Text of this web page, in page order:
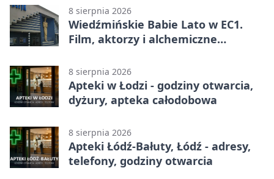
8 sierpnia 2026
Wiedźmińskie Babie Lato w EC1.
Film, aktorzy i alchemiczne
8 sierpnia 2026
Apteki w Łodzi - godziny otwarcia,
dyżury, apteka całodobowa
8 sierpnia 2026
Apteki Łódź-Bałuty, Łódź - adresy,
telefony, godziny otwarcia